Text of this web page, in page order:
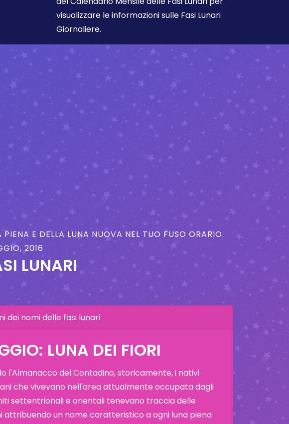
visualizzare le informazioni sulle Fasi Lunari
Giornaliere.
E DELLA LUNA NUOVA NEL TUO FUSO ORARIO.
2016
LUNARI
dei nomi delle fasi lunari
LUNA DEI FIORI
l'Almanacco del Contadino, storicamente, i nativi
che vivevano nell'area attualmente occupata dagli
settentrionali e orientali tenevano traccia delle
attribuendo un nome caratteristico a ogni luna piena